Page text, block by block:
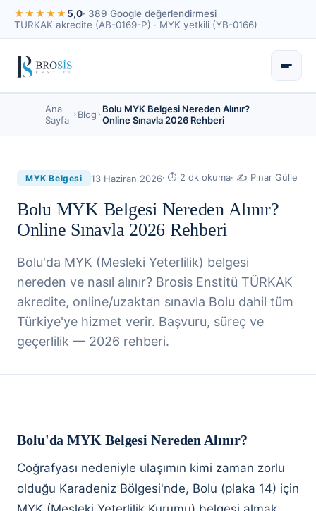
★★★★★5,0· 389 Google değerlendirmesi
TÜRKAK akredite (AB-0169-P) · MYK yetkili (YB-0166)
Ana
Sayfa
Blog
Bolu MYK Belgesi Nereden Alınır?
Online Sınavla 2026 Rehberi
MYK Belgesi 13 Haziran 2026· ⏱ 2 dk okuma· ✍ Pınar Gülle
Bolu MYK Belgesi Nereden Alınır?
Online Sınavla 2026 Rehberi
Bolu'da MYK (Mesleki Yeterlilik) belgesi
nereden ve nasıl alınır? Brosis Enstitü TÜRKAK
akredite, online/uzaktan sınavla Bolu dahil tüm
Türkiye'ye hizmet verir. Başvuru, süreç ve
geçerlilik — 2026 rehberi.
Bolu'da MYK Belgesi Nereden Alınır?
Coğrafyası nedeniyle ulaşımın kimi zaman zorlu
olduğu Karadeniz Bölgesi'nde, Bolu (plaka 14) için